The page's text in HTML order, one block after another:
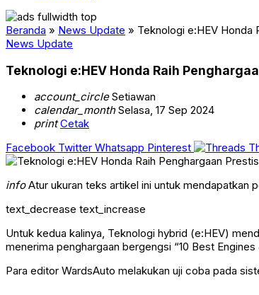
Beranda » News Update » Teknologi e:HEV Honda
News Update
Teknologi e:HEV Honda Raih
account_circleSetiawan
calendar_monthSelasa, 17 Sep 2024
print Cetak
Facebook Twitter Whatsapp Pinterest
infoAtur ukuran teks artikel ini untuk mendapatkan
text_decrease text_increase
Untuk kedua kalinya, Teknologi hybrid (e:HEV)
menerima penghargaan bergengsi “10 Best
Para editor WardsAuto melakukan uji coba pada